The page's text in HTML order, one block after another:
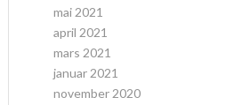
mai 2021
april 2021
mars 2021
januar 2021
november 2020